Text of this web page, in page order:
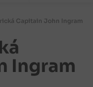
Capitain John Ingram
Ingram